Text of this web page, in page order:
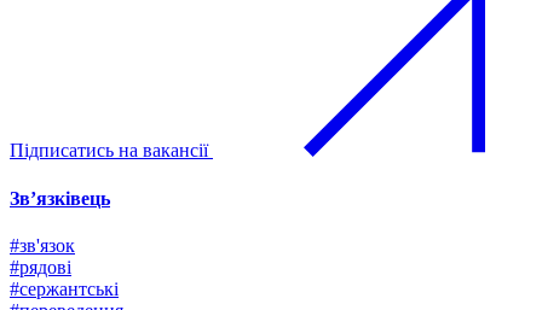
Підписатись на вакансії
Зв’язківець
#зв'язок
#рядові
#сержантські